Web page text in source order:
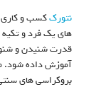
نتورککسب و کاری
های یک فرد و تکیه
قدرت شنیدن و
آموزش داده شود.
بروکراسی های